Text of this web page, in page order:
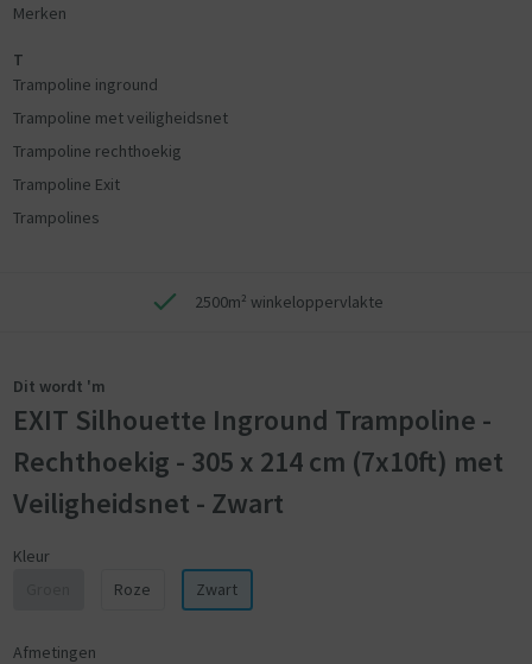
Merken
T
Trampoline inground
Trampoline met veiligheidsnet
Trampoline rechthoekig
Trampoline Exit
Trampolines
2500m² winkeloppervlakte
Dit wordt 'm
EXIT Silhouette Inground Trampoline -
Rechthoekig - 305 x 214 cm (7x10ft) met
Veiligheidsnet - Zwart
Kleur
Roze Zwart
Afmetingen